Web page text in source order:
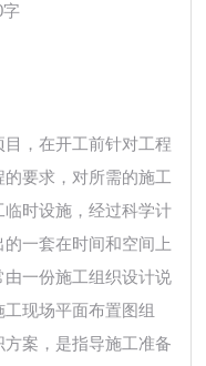
字
，在开工前针对工程
要求，对所需的施工
时设施，经过科学计
一套在时间和空间上
一份施工组织设计说
现场平面布置图组
案，是指导施工准备